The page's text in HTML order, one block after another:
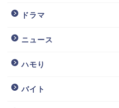
ドラマ
ニュース
ハモり
バイト